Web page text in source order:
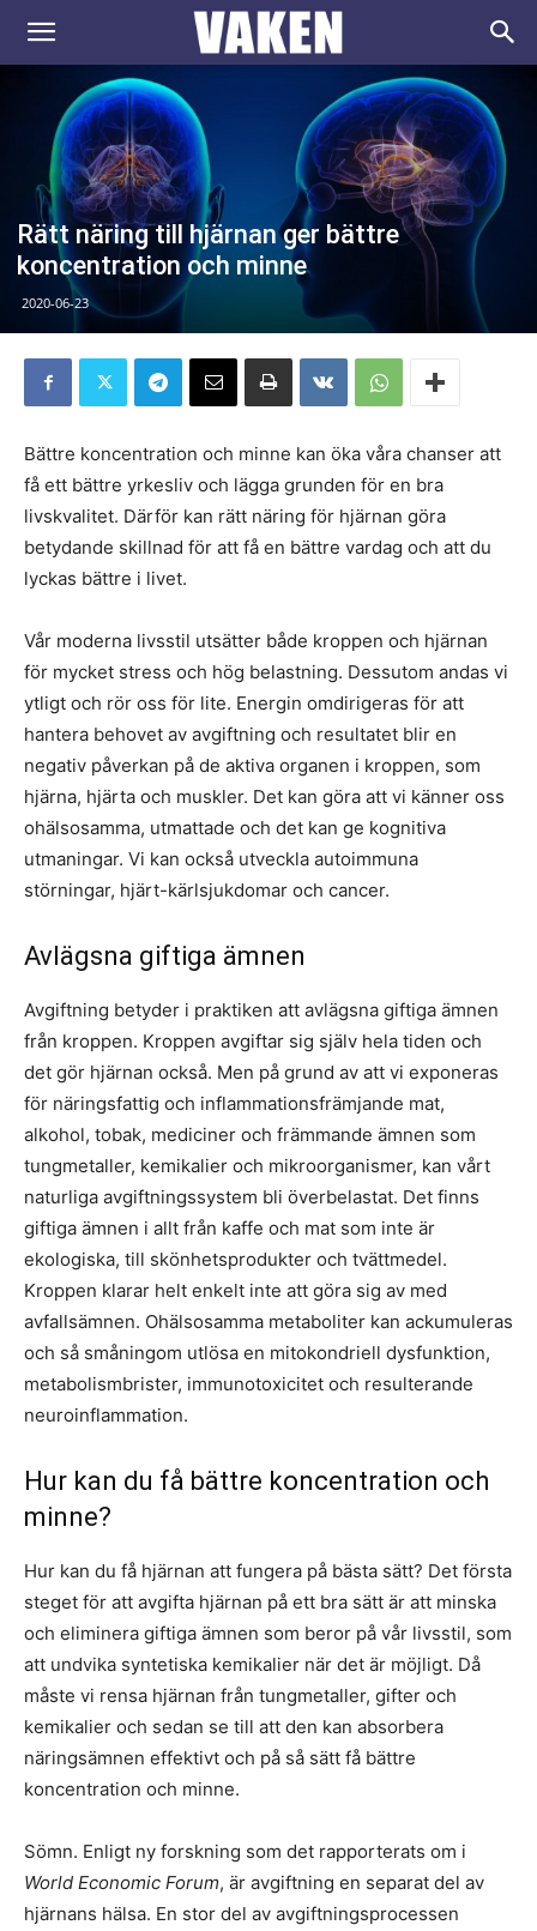
VAKEN.se
Rätt näring till hjärnan ger bättre
koncentration och minne
2020-06-23
Bättre koncentration och minne kan öka våra chanser att
få ett bättre yrkesliv och lägga grunden för en bra
livskvalitet. Därför kan rätt näring för hjärnan göra
betydande skillnad för att få en bättre vardag och att du
lyckas bättre i livet.
Vår moderna livsstil utsätter både kroppen och hjärnan
för mycket stress och hög belastning. Dessutom andas vi
ytligt och rör oss för lite. Energin omdirigeras för att
hantera behovet av avgiftning och resultatet blir en
negativ påverkan på de aktiva organen i kroppen, som
hjärna, hjärta och muskler. Det kan göra att vi känner oss
ohälsosamma, utmattade och det kan ge kognitiva
utmaningar. Vi kan också utveckla autoimmuna
störningar, hjärt-kärlsjukdomar och cancer.
Avlägsna giftiga ämnen
Avgiftning betyder i praktiken att avlägsna giftiga ämnen
från kroppen. Kroppen avgiftar sig själv hela tiden och
det gör hjärnan också. Men på grund av att vi exponeras
för näringsfattig och inflammationsfrämjande mat,
alkohol, tobak, mediciner och främmande ämnen som
tungmetaller, kemikalier och mikroorganismer, kan vårt
naturliga avgiftningssystem bli överbelastat. Det finns
giftiga ämnen i allt från kaffe och mat som inte är
ekologiska, till skönhetsprodukter och tvättmedel.
Kroppen klarar helt enkelt inte att göra sig av med
avfallsämnen. Ohälsosamma metaboliter kan ackumuleras
och så småningom utlösa en mitokondriell dysfunktion,
metabolismbrister, immunotoxicitet och resulterande
neuroinflammation.
Hur kan du få bättre koncentration och
minne?
Hur kan du få hjärnan att fungera på bästa sätt? Det första
steget för att avgifta hjärnan på ett bra sätt är att minska
och eliminera giftiga ämnen som beror på vår livsstil, som
att undvika syntetiska kemikalier när det är möjligt. Då
måste vi rensa hjärnan från tungmetaller, gifter och
kemikalier och sedan se till att den kan absorbera
näringsämnen effektivt och på så sätt få bättre
koncentration och minne.
Sömn. Enligt ny forskning som det rapporterats om i
World Economic Forum, är avgiftning en separat del av
hjärnans hälsa. En stor del av avgiftningsprocessen